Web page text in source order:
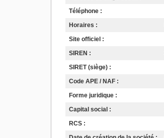
Téléphone :
Horaires :
Site officiel :
SIREN :
SIRET (siège) :
Code APE / NAF :
Forme juridique :
Capital social :
RCS :